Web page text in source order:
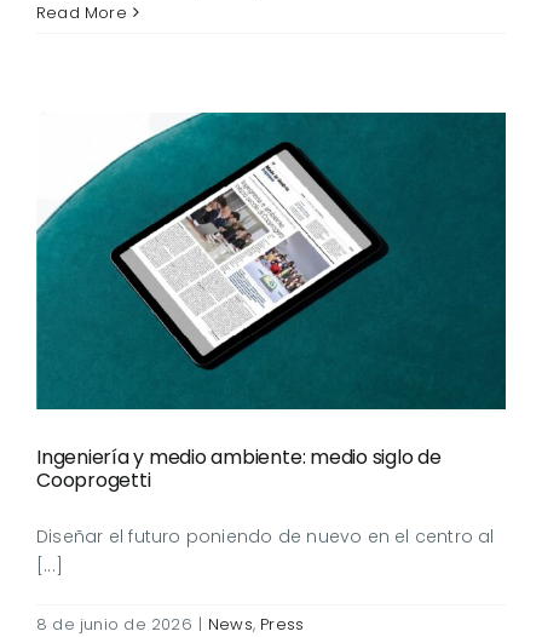
Read More
Ingeniería y medio
ambiente: medio siglo de
Cooprogetti
Ingeniería y medio ambiente: medio siglo de
Cooprogetti
Diseñar el futuro poniendo de nuevo en el centro al
[...]
8 de junio de 2026 | News, Press